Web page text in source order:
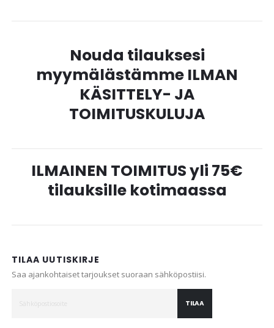
Nouda tilauksesi
myymälästämme ILMAN
KÄSITTELY- JA
TOIMITUSKULUJA
ILMAINEN TOIMITUS yli 75€
tilauksille kotimaassa
TILAA UUTISKIRJE
Saa ajankohtaiset tarjoukset suoraan sähköpostiisi.
TILAA